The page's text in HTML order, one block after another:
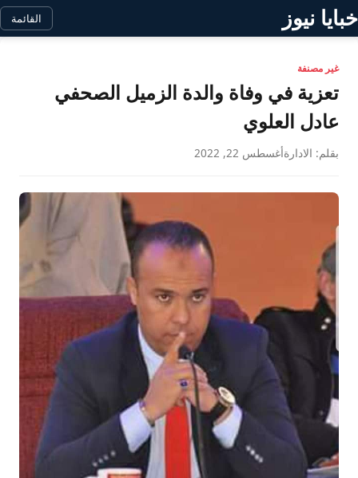
خبايا نيوز القائمة
غير مصنفة
تعزية في وفاة والدة الزميل الصحفي
عادل العلوي
بقلم: الادارةأغسطس 22, 2022